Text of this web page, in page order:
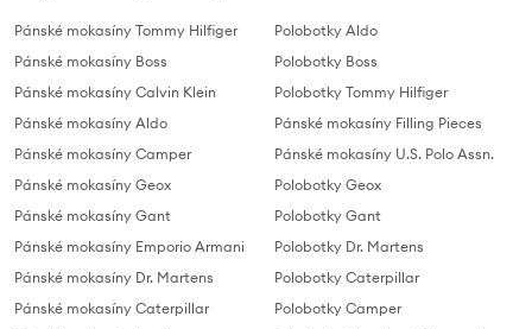
Pánské mokasíny Tommy Hilfiger
Pánské mokasíny Boss
Pánské mokasíny Calvin Klein
Pánské mokasíny Aldo
Pánské mokasíny Camper
Pánské mokasíny Geox
Pánské mokasíny Gant
Pánské mokasíny Emporio Armani
Pánské mokasíny Dr. Martens
Pánské mokasíny Caterpillar
Polobotky Aldo
Polobotky Boss
Polobotky Tommy Hilfiger
Pánské mokasíny Filling Pieces
Pánské mokasíny U.S. Polo Assn.
Polobotky Geox
Polobotky Gant
Polobotky Dr. Martens
Polobotky Caterpillar
Polobotky Camper